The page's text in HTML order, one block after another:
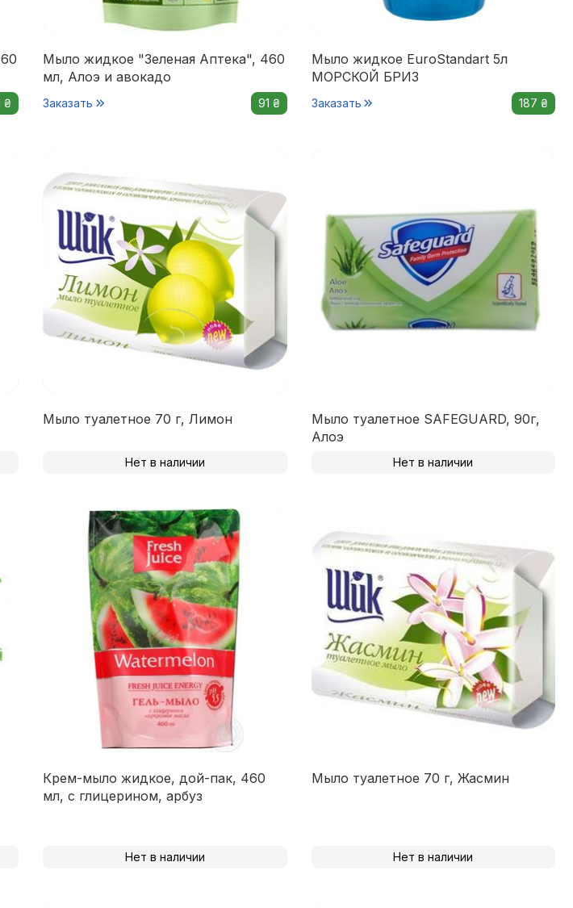
₴
Мыло жидкое "Зеленая Аптека", 460
мл, Алоэ и авокадо
Заказать 91 ₴
Мыло жидкое EuroStandart 5л
МОРСКОЙ БРИЗ
Заказать 187 ₴
Мыло туалетное 70 г, Лимон
Нет в наличии
Мыло туалетное SAFEGUARD, 90г,
Алоэ
Нет в наличии
Крем-мыло жидкое, дой-пак, 460
мл, с глицерином, арбуз
Нет в наличии
Мыло туалетное 70 г, Жасмин
Нет в наличии